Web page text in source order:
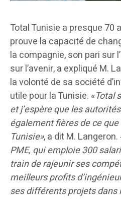
Total Tunisie a presque 70
prouve la capacité de
la compagnie, son pari sur
sur l’avenir, a expliqué M.
la volonté de sa société
utile pour la Tunisie. «Total
et j’espère que les
également fières de ce
Tunisie», a dit M. Langeron.
PME, qui emploie 300
train de rajeunir ses
meilleurs profits
ses différents projets dans